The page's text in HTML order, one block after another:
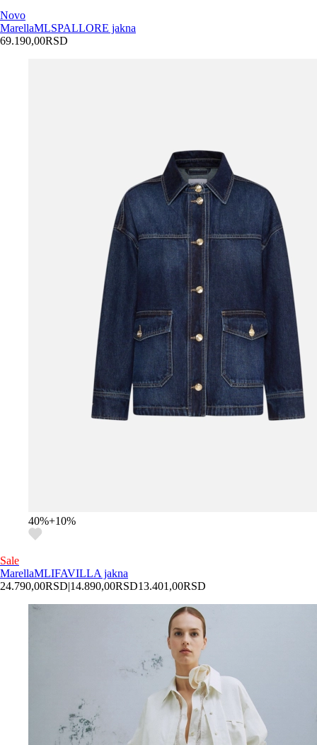
Novo
MarellaMLSPALLORE jakna
69.190,00RSD
40%+10%
Sale
MarellaMLIFAVILLA jakna
24.790,00RSD|14.890,00RSD13.401,00RSD